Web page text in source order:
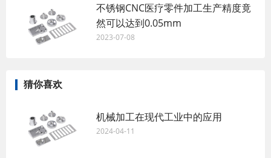
不锈钢CNC医疗零件加工生产精度竟
然可以达到0.05mm
2023-07-08
猜你喜欢
机械加工在现代工业中的应用
2024-04-11